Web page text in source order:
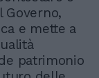
Governo,
e mette a
patrimonio